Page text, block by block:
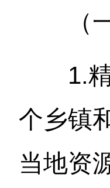
1.
个乡镇
当地资